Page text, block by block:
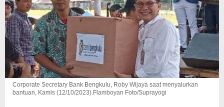
Corporate Secretary Bank Bengkulu, Roby Wijaya saat menyalurkan
bantuan, Kamis (12/10/2023).Flamboyan Foto/Suprayogi